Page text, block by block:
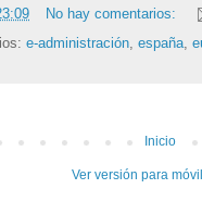
No hay comentarios:
e-administración, españa,
Inicio
Ver versión para